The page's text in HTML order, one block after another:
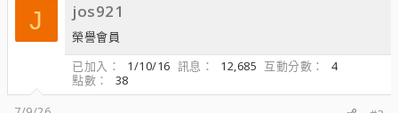
J jos921
榮譽會員
已加入
1/10/16 訊息 12,685 互動分數
4
點數
38